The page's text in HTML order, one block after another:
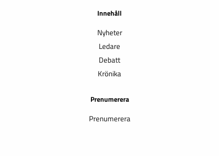
Innehåll
Nyheter
Ledare
Debatt
Krönika
Prenumerera
Prenumerera